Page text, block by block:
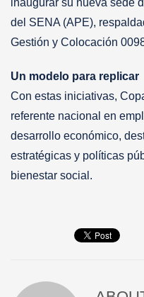
del SENA (APE),
Gestión y Colocación
Un modelo para replicar
Con estas iniciativas,
referente nacional en
desarrollo económico,
estratégicas y políticas
bienestar social.